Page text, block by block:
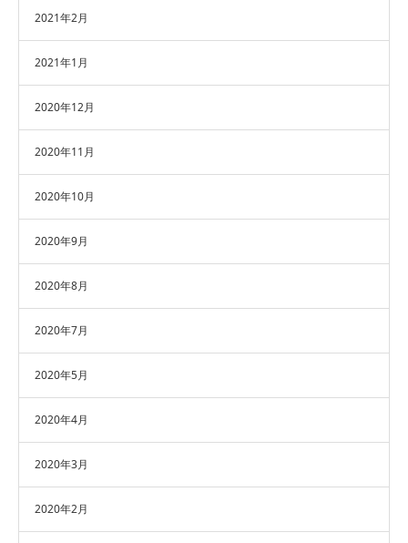
2021年2月
2021年1月
2020年12月
2020年11月
2020年10月
2020年9月
2020年8月
2020年7月
2020年5月
2020年4月
2020年3月
2020年2月